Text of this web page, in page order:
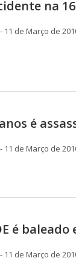
na
de Março de
é
11 de Março de
é baleado
11 de Março de